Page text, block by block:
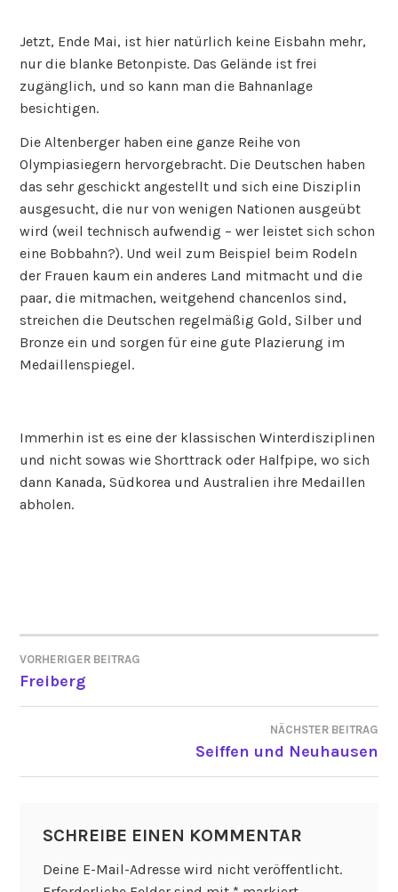
Jetzt, Ende Mai, ist hier natürlich keine Eisbahn mehr,
nur die blanke Betonpiste. Das Gelände ist frei
zugänglich, und so kann man die Bahnanlage
besichtigen.
Die Altenberger haben eine ganze Reihe von
Olympiasiegern hervorgebracht. Die Deutschen haben
das sehr geschickt angestellt und sich eine Disziplin
ausgesucht, die nur von wenigen Nationen ausgeübt
wird (weil technisch aufwendig – wer leistet sich schon
eine Bobbahn?). Und weil zum Beispiel beim Rodeln
der Frauen kaum ein anderes Land mitmacht und die
paar, die mitmachen, weitgehend chancenlos sind,
streichen die Deutschen regelmäßig Gold, Silber und
Bronze ein und sorgen für eine gute Plazierung im
Medaillenspiegel.
Immerhin ist es eine der klassischen Winterdisziplinen
und nicht sowas wie Shorttrack oder Halfpipe, wo sich
dann Kanada, Südkorea und Australien ihre Medaillen
abholen.
BEITRAGSNAVIGATION
VORHERIGER BEITRAG
Freiberg
NÄCHSTER BEITRAG
Seiffen und Neuhausen
SCHREIBE EINEN KOMMENTAR
Deine E-Mail-Adresse wird nicht veröffentlicht.